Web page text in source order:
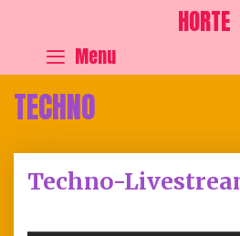
HORTE
Menu
TECHNO
Techno-